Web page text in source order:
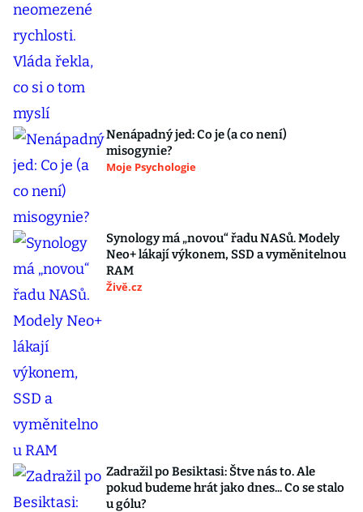
Nenápadný jed: Co je (a co není)
misogynie?
Moje Psychologie
Synology má „novou“ řadu NASů. Modely
Neo+ lákají výkonem, SSD a vyměnitelnou
RAM
Živě.cz
Zadražil po Besiktasi: Štve nás to. Ale
pokud budeme hrát jako dnes... Co se stalo
u gólu?